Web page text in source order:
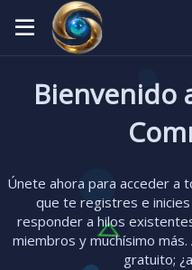
Bienvenido
Únete ahora para acceder a
que te registres e
responder a hilos
miembros y muchísimo
gratuito;